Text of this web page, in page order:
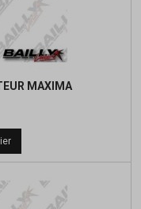
MAXIMA